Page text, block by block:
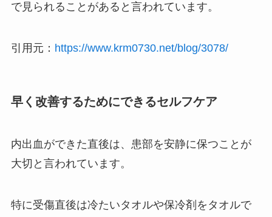
で見られることがあると言われています。
引用元： https://www.krm0730.net/blog/3078/
早く改善するためにできるセルフケア
内出血ができた直後は、患部を安静に保つことが
大切と言われています。
特に受傷直後は冷たいタオルや保冷剤をタオルで